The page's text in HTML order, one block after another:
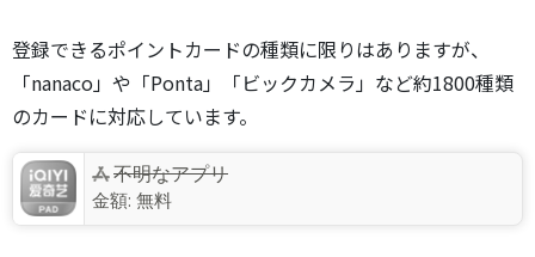
登録できるポイントカードの種類に限りはありますが、
「nanaco」や「Ponta」「ビックカメラ」など約1800種類
のカードに対応しています。
不明なアプリ
金額: 無料